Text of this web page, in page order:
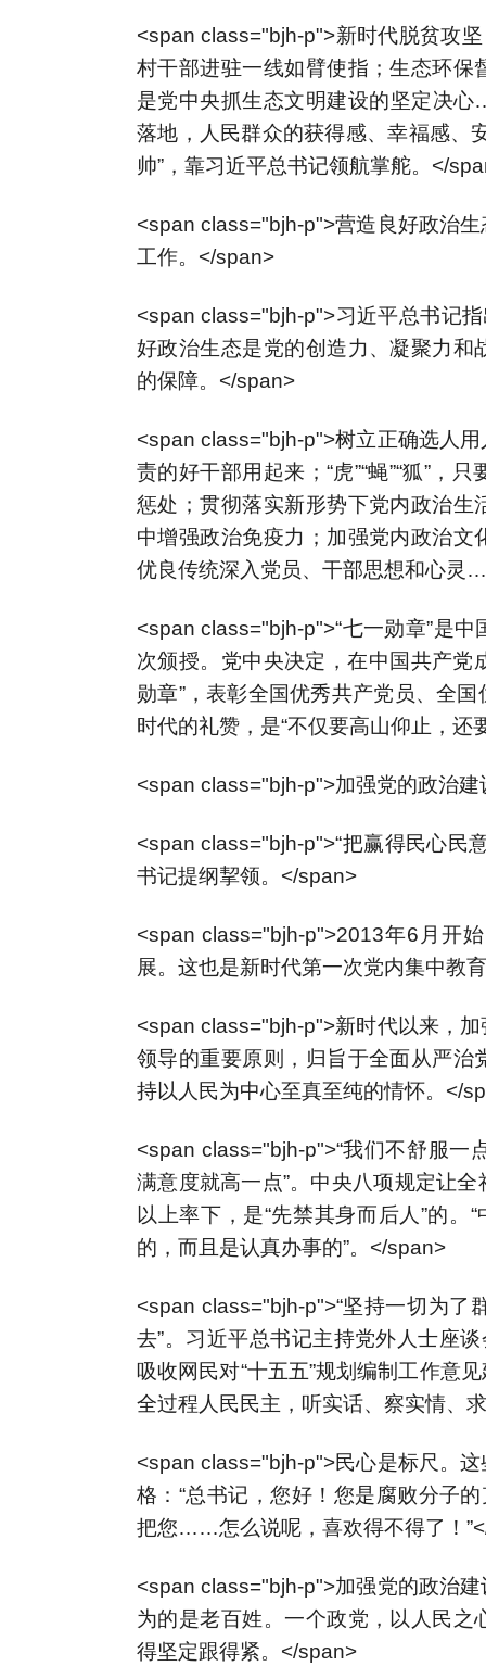
<span class="bjh-p">新时代脱贫攻
村干部进驻一线如臂使指；生态环
是党中央抓生态文明建设的坚定决
落地，人民群众的获得感、幸福感、
帅”，靠习近平总书记领航掌舵。</
<span class="bjh-p">营造良好政治
工作。</span>
<span class="bjh-p">习近平总书记
好政治生态是党的创造力、凝聚力
的保障。</span>
<span class="bjh-p">树立正确选人
责的好干部用起来；“虎”“蝇”“狐”，
惩处；贯彻落实新形势下党内政治
中增强政治免疫力；加强党内政治
优良传统深入党员、干部思想和心
<span class="bjh-p">“七一勋章”是
次颁授。党中央决定，在中国共产党
勋章”，表彰全国优秀共产党员、全
时代的礼赞，是“不仅要高山仰止，还
<span class="bjh-p">加强党的政治
<span class="bjh-p">“把赢得民心民
书记提纲挈领。</span>
<span class="bjh-p">2013年6月开
展。这也是新时代第一次党内集中教
<span class="bjh-p">新时代以来，
领导的重要原则，归旨于全面从严
持以人民为中心至真至纯的情怀。</
<span class="bjh-p">“我们不舒服
满意度就高一点”。中央八项规定让
以上率下，是“先禁其身而后人”的。
的，而且是认真办事的”。</span>
<span class="bjh-p">“坚持一切为
去”。习近平总书记主持党外人士座
吸收网民对“十五五”规划编制工作意
全过程人民民主，听实话、察实情、
<span class="bjh-p">民心是标尺。
格：“总书记，您好！您是腐败分子
把您……怎么说呢，喜欢得不得了！
<span class="bjh-p">加强党的政治
为的是老百姓。一个政党，以人民
得坚定跟得紧。</span>